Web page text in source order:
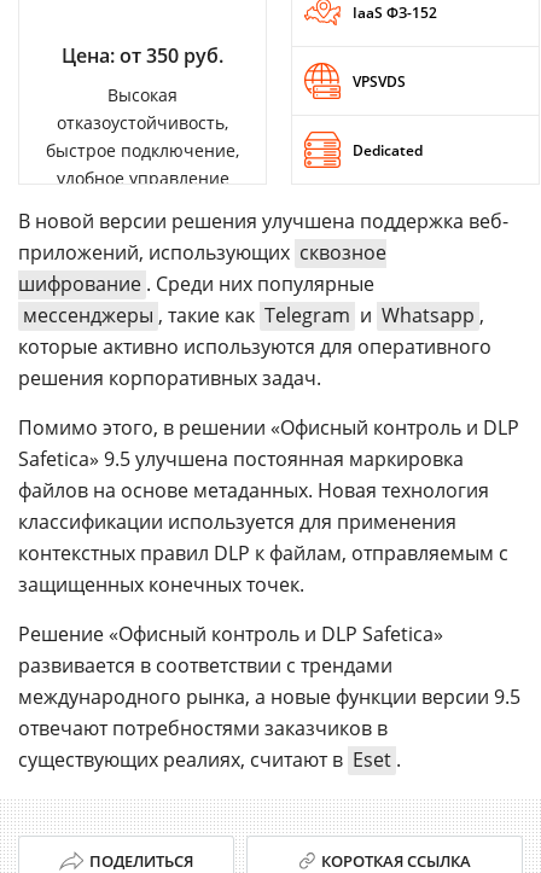
Цена: от 350 руб.
Высокая
отказоустойчивость,
быстрое подключение,
удобное управление
IaaS ФЗ-152
VPSVDS
Dedicated
В новой версии решения улучшена поддержка веб-
приложений, использующих сквозное
шифрование . Среди них популярные
мессенджеры , такие как Telegram и Whatsapp ,
которые активно используются для оперативного
решения корпоративных задач.
Помимо этого, в решении «Офисный контроль и DLP
Safetica» 9.5 улучшена постоянная маркировка
файлов на основе метаданных. Новая технология
классификации используется для применения
контекстных правил DLP к файлам, отправляемым с
защищенных конечных точек.
Решение «Офисный контроль и DLP Safetica»
развивается в соответствии с трендами
международного рынка, а новые функции версии 9.5
отвечают потребностями заказчиков в
существующих реалиях, считают в Eset .
ПОДЕЛИТЬСЯ КОРОТКАЯ ССЫЛКА